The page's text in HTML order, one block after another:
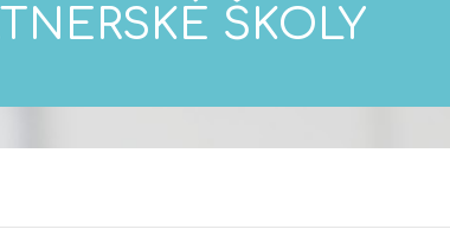
ŠKOLY